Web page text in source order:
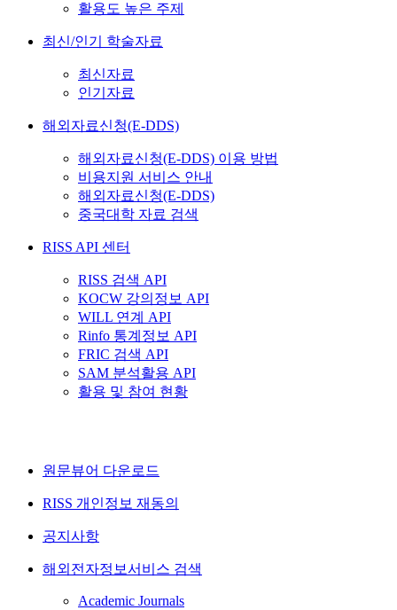
활용도 높은 주제
최신/인기 학술자료
최신자료
인기자료
해외자료신청(E-DDS)
해외자료신청(E-DDS) 이용 방법
비용지원 서비스 안내
해외자료신청(E-DDS)
중국대학 자료 검색
RISS API 센터
RISS 검색 API
KOCW 강의정보 API
WILL 연계 API
Rinfo 통계정보 API
FRIC 검색 API
SAM 분석활용 API
활용 및 참여 현황
원문뷰어 다운로드
RISS 개인정보 재동의
공지사항
해외전자정보서비스 검색
Academic Journals